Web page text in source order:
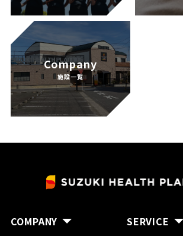
CONTACT
Company
施設一覧
COMPANY SERVICE